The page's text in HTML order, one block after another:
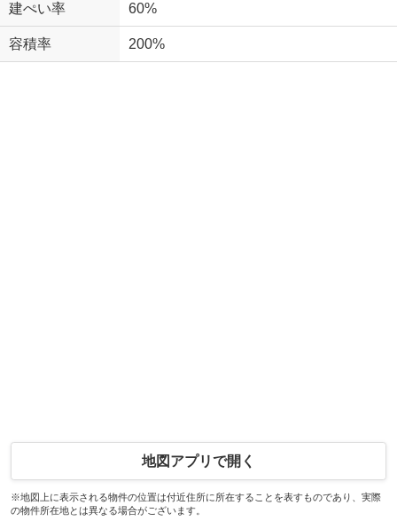
建ぺい率 60%
容積率 200%
地図アプリで開く
※地図上に表示される物件の位置は付近住所に所在することを表すものであり、実際
の物件所在地とは異なる場合がございます。